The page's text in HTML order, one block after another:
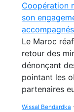
Coopération
son
accompagnés
Le Maroc
retour des
dénonçant
pointant les
partenaires
Wissal Bendardka